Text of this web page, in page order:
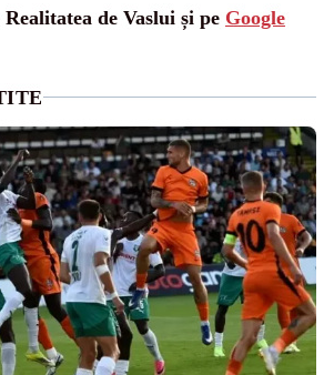
de Vaslui și pe Google